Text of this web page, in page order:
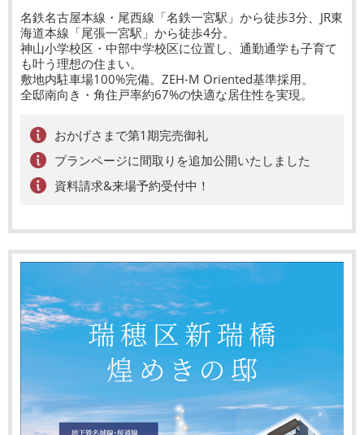
名鉄名古屋本線・尾西線「名鉄一宮駅」から徒歩3分、JR東
海道本線「尾張一宮駅」から徒歩4分。
神山小学校区・中部中学校区に位置し、通勤通学も子育て
も叶う理想の住まい。
敷地内駐車場100%完備。ZEH-M Oriented基準採用。
全邸南向き・角住戸率約67%の快適な居住性を実現。
おかげさまで第1期完売御礼
プランページに間取りを追加公開いたしました
資料請求&来場予約受付中！